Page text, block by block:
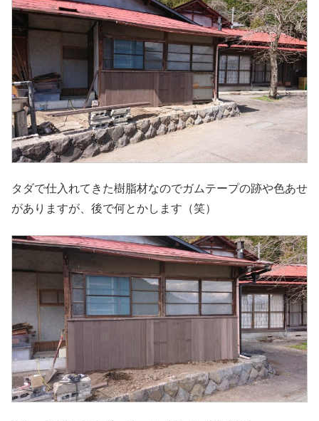
タダで仕入れてきた樹脂材なのでガムテープの跡や色あせ
がありますが、後で何とかします（笑）